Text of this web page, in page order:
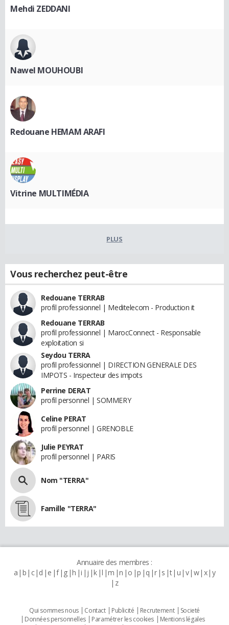
Mehdi ZEDDANI
Nawel MOUHOUBI
Redouane HEMAM ARAFI
Vitrine MULTIMÉDIA
PLUS
Vous recherchez peut-être
Redouane TERRAB
profil professionnel | Meditelecom - Production it
Redouane TERRAB
profil professionnel | MarocConnect - Responsable
exploitation si
Seydou TERRA
profil professionnel | DIRECTION GENERALE DES
IMPOTS - Inspecteur des impots
Perrine DERAT
profil personnel | SOMMERY
Celine PERAT
profil personnel | GRENOBLE
Julie PEYRAT
profil personnel | PARIS
Nom "TERRA"
Famille "TERRA"
Annuaire des membres :
a b c d e f g h i j k l m n o p q r s t u v w x y
z
Qui sommes nous Contact Publicité Recrutement
Societé
Données personnelles
Paramétrer les cookies
Mentions légales